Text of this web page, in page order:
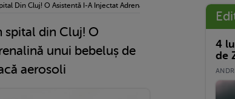
Din Cluj! O Asistentă I-A Injectat Adrenalină Unui Bebeluș De Doar
spital din Cluj! O
unui bebeluș de
aerosoli
4
de